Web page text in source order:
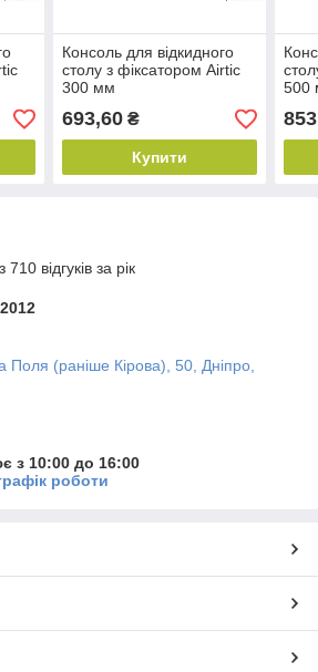
Консоль для відкидного
столу з фіксатором Airtic
300 мм
693,60₴
Купити
500
відгуків за рік
Поля (раніше Кірова), 50, Дніпро,
з 10:00 до 16:00
роботи